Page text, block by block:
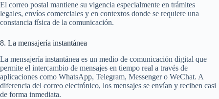
El correo postal mantiene su vigencia especialmente en trámites
legales, envíos comerciales y en contextos donde se requiere una
constancia física de la comunicación.
8. La mensajería instantánea
La mensajería instantánea es un medio de comunicación digital que
permite el intercambio de mensajes en tiempo real a través de
aplicaciones como WhatsApp, Telegram, Messenger o WeChat. A
diferencia del correo electrónico, los mensajes se envían y reciben casi
de forma inmediata.